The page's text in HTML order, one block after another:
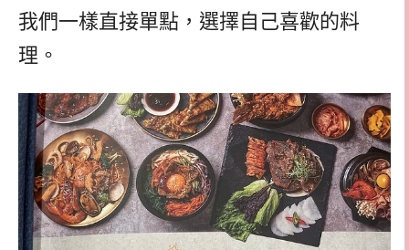
我們一樣直接單點，選擇自己喜歡的料
理。